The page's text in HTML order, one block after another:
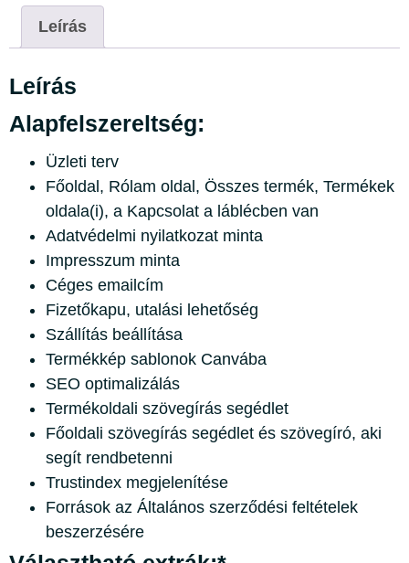
Leírás
Leírás
Alapfelszereltség:
Üzleti terv
Főoldal, Rólam oldal, Összes termék, Termékek
oldala(i), a Kapcsolat a láblécben van
Adatvédelmi nyilatkozat minta
Impresszum minta
Céges emailcím
Fizetőkapu, utalási lehetőség
Szállítás beállítása
Termékkép sablonok Canvába
SEO optimalizálás
Termékoldali szövegírás segédlet
Főoldali szövegírás segédlet és szövegíró, aki
segít rendbetenni
Trustindex megjelenítése
Források az Általános szerződési feltételek
beszerzésére